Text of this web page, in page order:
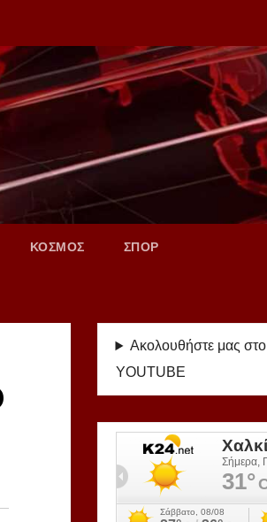
ΚΟΣΜΟΣ ΣΠΟΡ
Ακολουθήστε μας στο
YOUTUBE